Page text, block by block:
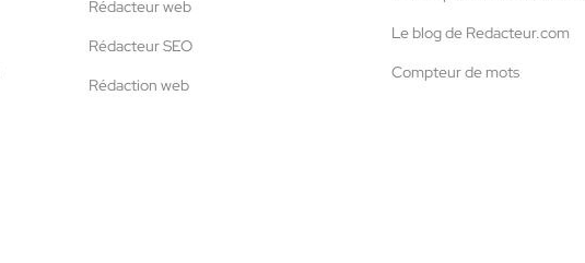
Rédacteur web
Rédacteur SEO
Rédaction web
Le blog de Redacteur.com
Compteur de mots